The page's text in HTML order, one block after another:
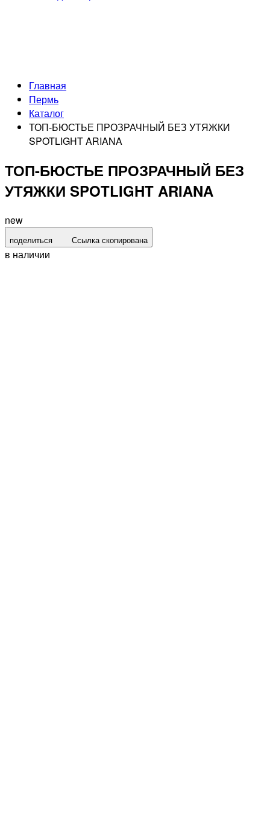
Главная
Пермь
Каталог
ТОП-БЮСТЬЕ ПРОЗРАЧНЫЙ БЕЗ УТЯЖКИ
SPOTLIGHT ARIANA
ТОП-БЮСТЬЕ ПРОЗРАЧНЫЙ БЕЗ
УТЯЖКИ SPOTLIGHT ARIANA
new
поделиться Ссылка скопирована
в наличии